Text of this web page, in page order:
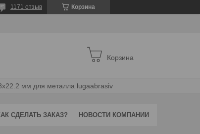
Корзина
1171 отзыв
Корзина
мм для металла lugaabrasiv
СДЕЛАТЬ ЗАКАЗ? НОВОСТИ КОМПАНИИ